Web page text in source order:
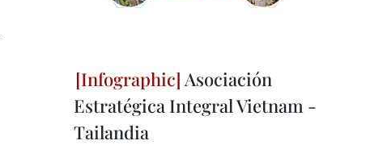
Asociación
Estratégica Integral Vietnam -
Tailandia